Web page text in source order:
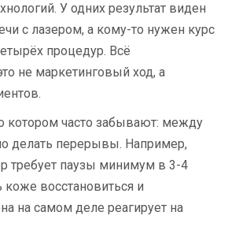
У одних результат виден
с лазером, а кому-то нужен курс
процедур. Всё
не маркетинговый ход, а
котором часто забывают: между
делать перерывы. Например,
требует паузы минимум в 3-4
коже восстановиться и
на самом деле реагирует на